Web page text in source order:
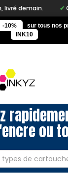
Garantie à
-10%
sur tous nos
INK10
ou